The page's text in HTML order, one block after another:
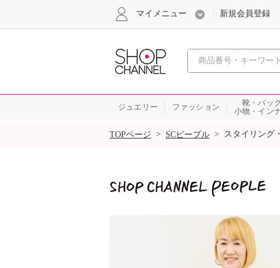
心おどる、
マイメニュー 新規会員登録
ジュエリー ファッション
靴・バッ
小物・イン
SALE
TOPページ > SCピープル > スタイリング